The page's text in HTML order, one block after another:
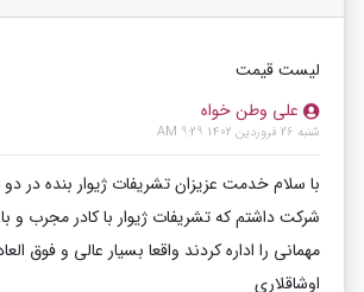
لیست قیمت
علی وطن خواه
شنبه 26 فروردین 1402 9:29 AM
با سلام خدمت عزیزان تشریفات ژیوار بنده در
شرکت داشتم که تشریفات ژیوار با کادر مجرب و
مهمانی را اداره کردند واقعا بسیار عالی و فوق
اوشاقلاری